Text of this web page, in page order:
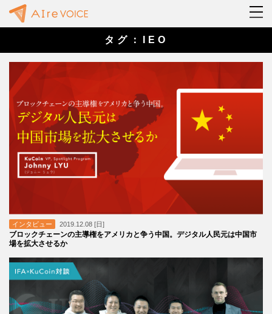
タグ：IEO
インタビュー 2019.12.08 [日]
ブロックチェーンの主導権をアメリカと争う中国。デジタル人民元は中国市
場を拡大させるか